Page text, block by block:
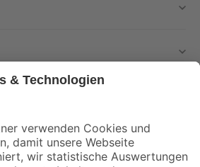
und Aktionen mehr verpassen!